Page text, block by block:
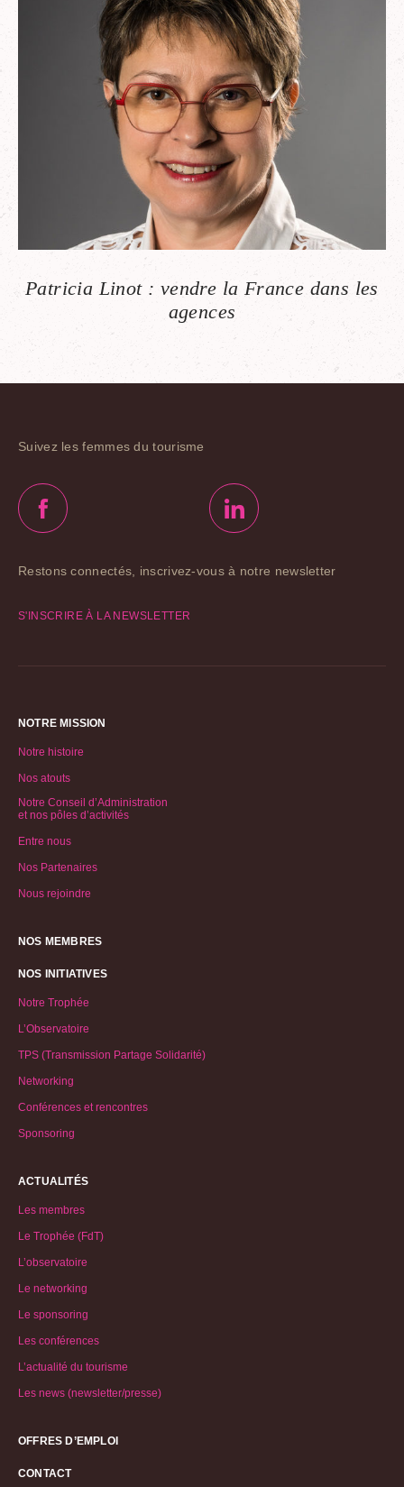
Patricia Linot : vendre la France dans les
agences
Suivez les femmes du tourisme
Restons connectés, inscrivez-vous à notre newsletter
S'INSCRIRE À LA NEWSLETTER
NOTRE MISSION
Notre histoire
Nos atouts
Notre Conseil d’Administration
et nos pôles d’activités
Entre nous
Nos Partenaires
Nous rejoindre
NOS MEMBRES
NOS INITIATIVES
Notre Trophée
L’Observatoire
TPS (Transmission Partage Solidarité)
Networking
Conférences et rencontres
Sponsoring
ACTUALITÉS
Les membres
Le Trophée (FdT)
L’observatoire
Le networking
Le sponsoring
Les conférences
L’actualité du tourisme
Les news (newsletter/presse)
OFFRES D’EMPLOI
CONTACT